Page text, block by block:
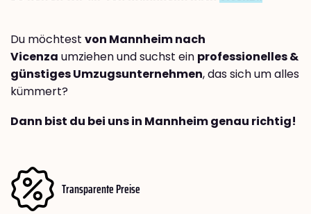
Du möchtest von Mannheim nach
Vicenza umziehen und suchst ein professionelles &
günstiges Umzugsunternehmen, das sich um alles
kümmert?
Dann bist du bei uns in Mannheim genau richtig!
Transparente Preise